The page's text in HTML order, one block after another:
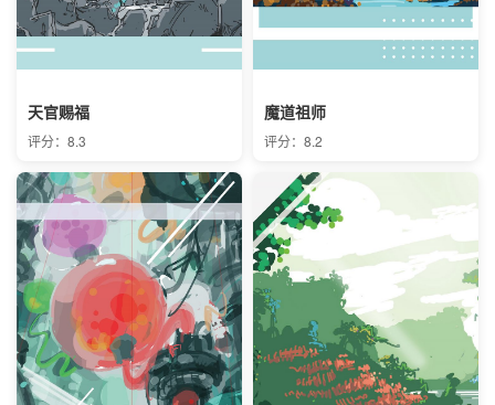
天官赐福
评分：8.3
魔道祖师
评分：8.2